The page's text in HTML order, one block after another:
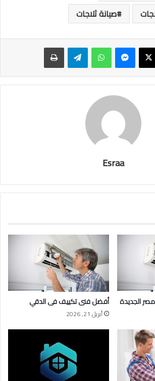
صيانة ثلاجات
ماسنجر واتساب تيلقرام طباعة
Esraa
الجديدة أفضل فنى تكييف فى الدقي
أبريل 21, 2026